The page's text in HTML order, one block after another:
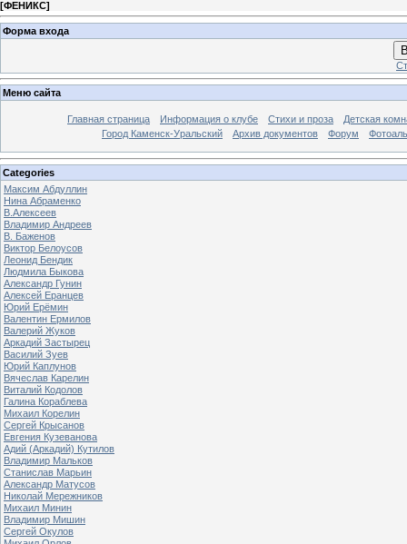
[ФЕНИКС]
Форма входа
Меню сайта
Главная страница Информация о клубе Стихи и проза
Детская
Город Каменск-Уральский
Архив документов Форум
Categories
Максим Абдуллин
Нина Абраменко
В.Алексеев
Владимир Андреев
В. Баженов
Виктор Белоусов
Леонид Бендик
Людмила Быкова
Александр Гунин
Алексей Еранцев
Юрий Ерёмин
Валентин Ермилов
Валерий Жуков
Аркадий Застырец
Василий Зуев
Юрий Каплунов
Вячеслав Карелин
Виталий Кодолов
Галина Кораблева
Михаил Корелин
Сергей Крысанов
Евгения Кузеванова
Адий (Аркадий) Кутилов
Владимир Мальков
Станислав Марьин
Александр Матусов
Николай Мережников
Михаил Минин
Владимир Мишин
Сергей Окулов